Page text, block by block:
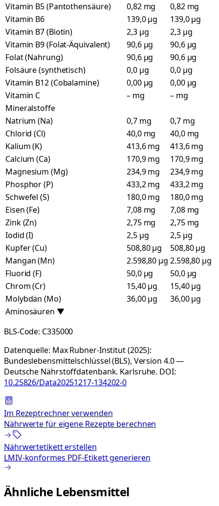
Vitamin B5 (Pantothensäure)
0,82 mg
0,82 mg
Vitamin B6
139,0 µg
139,0 µg
Vitamin B7 (Biotin)
2,3 µg
2,3 µg
Vitamin B9 (Folat-Äquivalent)
90,6 µg
90,6 µg
Folat (Nahrung)
90,6 µg
90,6 µg
Folsäure (synthetisch)
0,0 µg
0,0 µg
Vitamin B12 (Cobalamine)
0,00 µg
0,00 µg
Vitamin C
– mg
– mg
Mineralstoffe
Natrium (Na)
0,7 mg
0,7 mg
Chlorid (Cl)
40,0 mg
40,0 mg
Kalium (K)
413,6 mg
413,6 mg
Calcium (Ca)
170,9 mg
170,9 mg
Magnesium (Mg)
234,9 mg
234,9 mg
Phosphor (P)
433,2 mg
433,2 mg
Schwefel (S)
180,0 mg
180,0 mg
Eisen (Fe)
7,08 mg
7,08 mg
Zink (Zn)
2,75 mg
2,75 mg
Iodid (I)
2,5 µg
2,5 µg
Kupfer (Cu)
508,80 µg
508,80 µg
Mangan (Mn)
2.598,80 µg 2.598,80 µg
Fluorid (F)
50,0 µg
50,0 µg
Chrom (Cr)
15,40 µg
15,40 µg
Molybdän (Mo)
36,00 µg
36,00 µg
Aminosäuren ▼
BLS-Code: C335000
Datenquelle: Max Rubner-Institut (2025):
Bundeslebensmittelschlüssel (BLS), Version 4.0 —
Deutsche Nährstoffdatenbank. Karlsruhe. DOI:
10.25826/Data20251217-134202-0
Im Rezeptrechner verwenden
Nährwerte für eigene Rezepte berechnen
Nährwertetikett erstellen
LMIV-konformes PDF-Etikett generieren
Ähnliche Lebensmittel